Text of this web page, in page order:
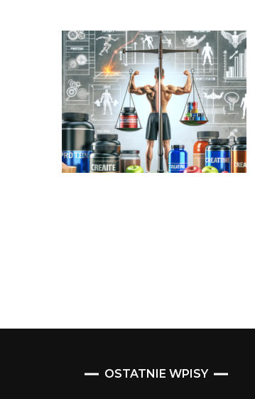
OSTATNIE WPISY